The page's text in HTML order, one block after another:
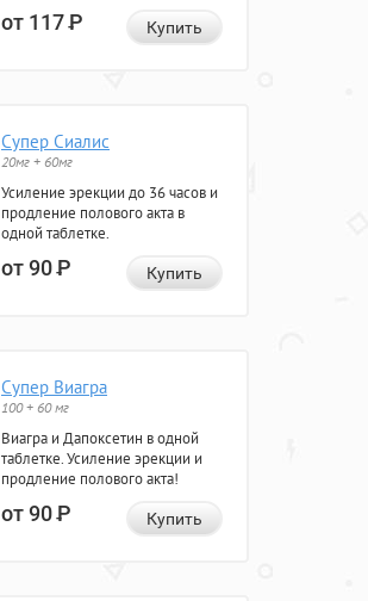
от 117Р Купить
Супер Сиалис
20мг + 60мг
Усиление эрекции до 36 часов и
продление полового акта в
одной таблетке.
от 90Р Купить
Супер Виагра
100 + 60 мг
Виагра и Дапоксетин в одной
таблетке. Усиление эрекции и
продление полового акта!
от 90Р Купить